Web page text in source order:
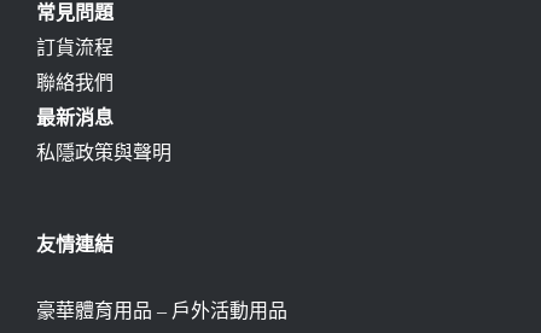
常見問題
訂貨流程
聯絡我們
最新消息
私隱政策與聲明
友情連結
豪華體育用品 – 戶外活動用品